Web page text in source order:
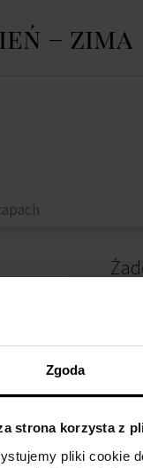
Zgoda
strona korzysta z
pliki cookie
– zima